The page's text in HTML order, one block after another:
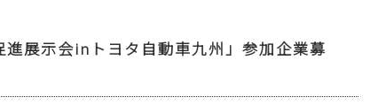
進展示会inトヨタ自動車九州」参加企業募